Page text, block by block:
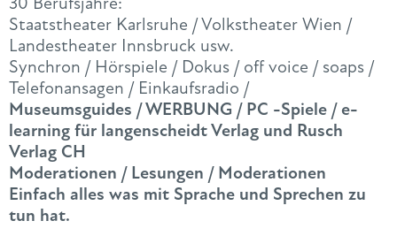
Staatstheater Karlsruhe / Volkstheater Wien /
Landestheater Innsbruck usw.
Synchron / Hörspiele / Dokus / off voice / soaps /
Telefonansagen / Einkaufsradio /
Museumsguides / WERBUNG / PC -Spiele / e-
learning für langenscheidt Verlag und Rusch
Verlag CH
Moderationen / Lesungen / Moderationen
Einfach alles was mit Sprache und Sprechen zu
tun hat.